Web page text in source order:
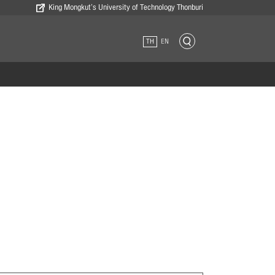
King Mongkut’s University of Technology Thonburi
TH EN